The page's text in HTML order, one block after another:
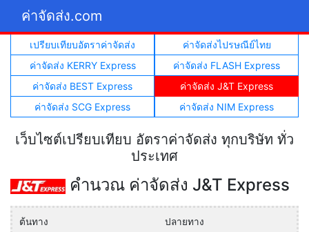
ค่าจัดส่ง.com
เปรียบเทียบอัตราค่าจัดส่ง
ค่าจัดส่งไปรษณีย์ไทย
ค่าจัดส่ง KERRY Express
ค่าจัดส่ง FLASH Express
ค่าจัดส่ง BEST Express
ค่าจัดส่ง J&T Express
ค่าจัดส่ง SCG Express
ค่าจัดส่ง NIM Express
เว็บไซต์เปรียบเทียบ อัตราค่าจัดส่ง ทุกบริษัท ทั่ว
ประเทศ
คำนวณ ค่าจัดส่ง J&T Express
ต้นทาง ปลายทาง